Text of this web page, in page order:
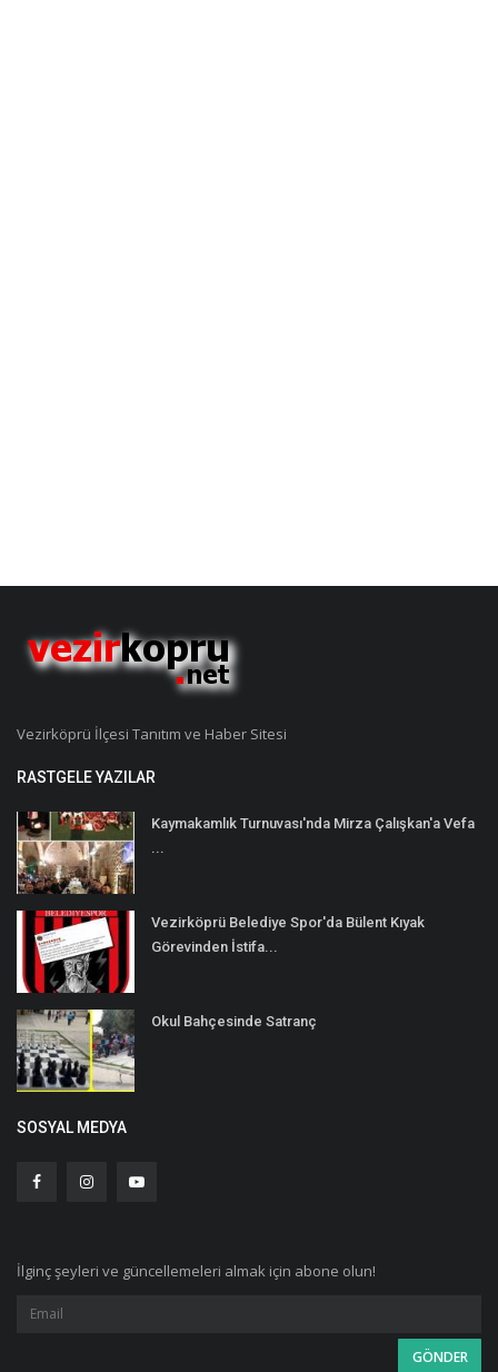
Vezirköprü İlçesi Tanıtım ve Haber Sitesi
RASTGELE YAZILAR
Kaymakamlık Turnuvası'nda Mirza Çalışkan'a Vefa
Vezirköprü Belediye Spor'da Bülent Kıyak
Görevinden İstifa...
Okul Bahçesinde Satranç
SOSYAL MEDYA
İlginç şeyleri ve güncellemeleri almak için abone olun!